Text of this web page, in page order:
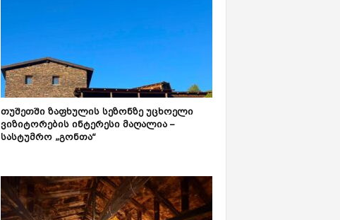
თუშეთში ზაფხულის სეზონზე უცხოელი
ვიზიტორების ინტერესი მაღალია –
სასტუმრო „გონთა“